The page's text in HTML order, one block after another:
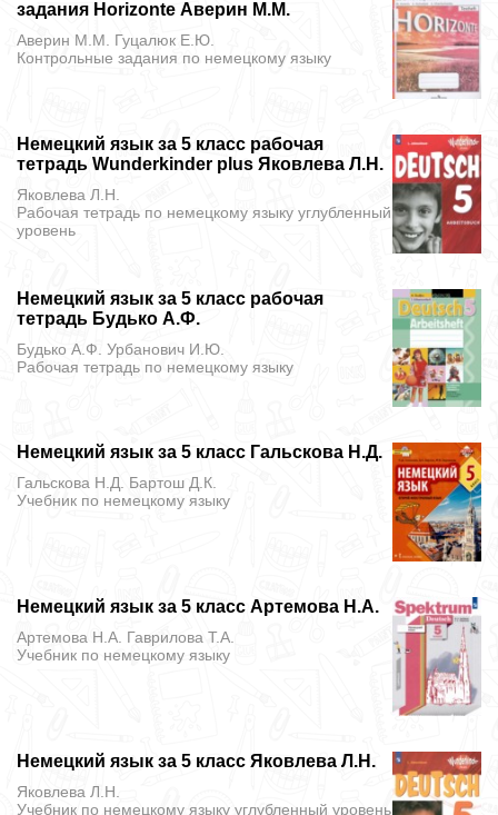
задания Horizonte Аверин М.М.
Аверин М.М. Гуцалюк Е.Ю.
Контрольные задания по немецкому языку
Немецкий язык за 5 класс рабочая
тетрадь Wunderkinder plus Яковлева Л.Н.
Яковлева Л.Н.
Рабочая тетрадь по немецкому языку углубленный
уровень
Немецкий язык за 5 класс рабочая
тетрадь Будько А.Ф.
Будько А.Ф. Урбанович И.Ю.
Рабочая тетрадь по немецкому языку
Немецкий язык за 5 класс Гальскова Н.Д.
Гальскова Н.Д. Бартош Д.К.
Учебник по немецкому языку
Немецкий язык за 5 класс Артемова Н.А.
Артемова Н.А. Гаврилова Т.А.
Учебник по немецкому языку
Немецкий язык за 5 класс Яковлева Л.Н.
Яковлева Л.Н.
Учебник по немецкому языку углубленный уровень